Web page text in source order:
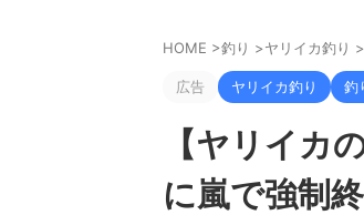
HOME >釣り >ヤリイカ釣り >
広告 ヤリイカ釣り 釣
【ヤリイカ
に嵐で強制